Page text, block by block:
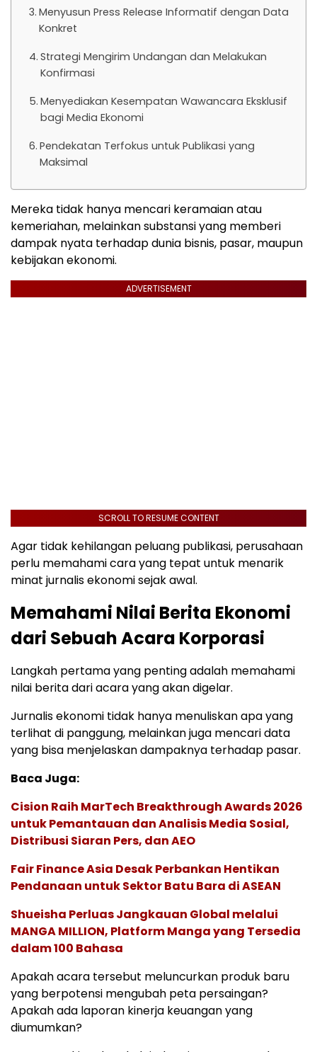
Menyusun Press Release Informatif dengan Data
Konkret
Strategi Mengirim Undangan dan Melakukan
Konfirmasi
Menyediakan Kesempatan Wawancara Eksklusif
bagi Media Ekonomi
Pendekatan Terfokus untuk Publikasi yang
Maksimal
Mereka tidak hanya mencari keramaian atau
kemeriahan, melainkan substansi yang memberi
dampak nyata terhadap dunia bisnis, pasar, maupun
kebijakan ekonomi.
ADVERTISEMENT
SCROLL TO RESUME CONTENT
Agar tidak kehilangan peluang publikasi, perusahaan
perlu memahami cara yang tepat untuk menarik
minat jurnalis ekonomi sejak awal.
Memahami Nilai Berita Ekonomi
dari Sebuah Acara Korporasi
Langkah pertama yang penting adalah memahami
nilai berita dari acara yang akan digelar.
Jurnalis ekonomi tidak hanya menuliskan apa yang
terlihat di panggung, melainkan juga mencari data
yang bisa menjelaskan dampaknya terhadap pasar.
Baca Juga:
Cision Raih MarTech Breakthrough Awards 2026
untuk Pemantauan dan Analisis Media Sosial,
Distribusi Siaran Pers, dan AEO
Fair Finance Asia Desak Perbankan Hentikan
Pendanaan untuk Sektor Batu Bara di ASEAN
Shueisha Perluas Jangkauan Global melalui
MANGA MILLION, Platform Manga yang Tersedia
dalam 100 Bahasa
Apakah acara tersebut meluncurkan produk baru
yang berpotensi mengubah peta persaingan?
Apakah ada laporan kinerja keuangan yang
diumumkan?